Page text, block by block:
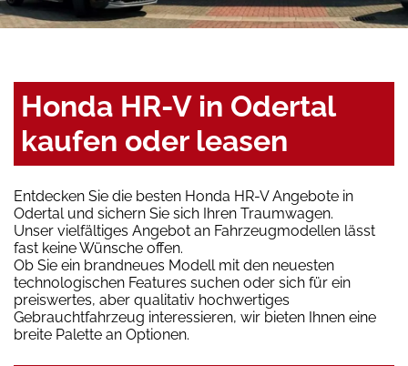
Honda HR-V in Odertal
kaufen oder leasen
Entdecken Sie die besten Honda HR-V Angebote in
Odertal und sichern Sie sich Ihren Traumwagen.
Unser vielfältiges Angebot an Fahrzeugmodellen lässt
fast keine Wünsche offen.
Ob Sie ein brandneues Modell mit den neuesten
technologischen Features suchen oder sich für ein
preiswertes, aber qualitativ hochwertiges
Gebrauchtfahrzeug interessieren, wir bieten Ihnen eine
breite Palette an Optionen.